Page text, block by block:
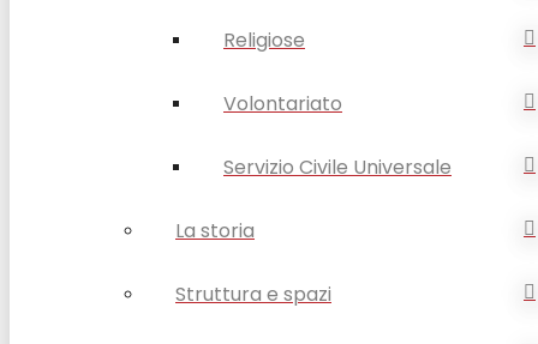
Religiose
Volontariato
Servizio Civile Universale
La storia
Struttura e spazi